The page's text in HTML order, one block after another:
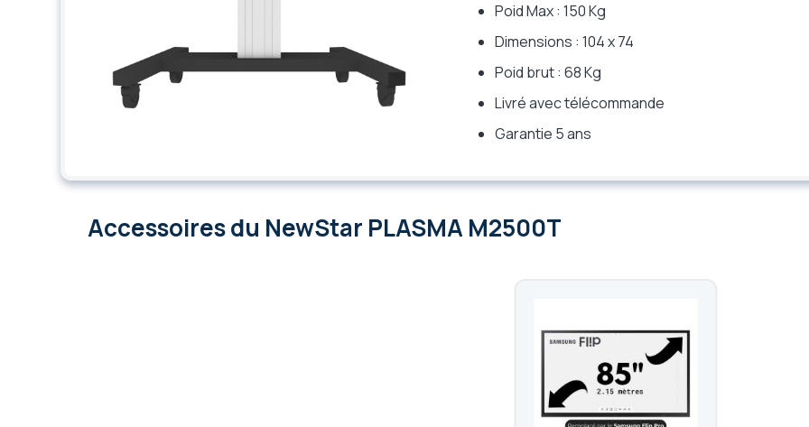
Poid Max : 150 Kg
Dimensions : 104 x 74
Poid brut : 68 Kg
Livré avec télécommande
Garantie 5 ans
Accessoiresdu NewStar PLASMA M2500T